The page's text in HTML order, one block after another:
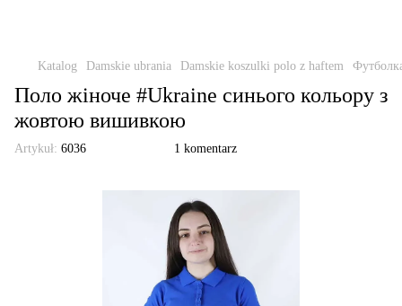
Katalog Damskie ubrania Damskie koszulki polo z haftem
Поло жіноче #Ukraine синього кольору з
жовтою вишивкою
Artykuł: 6036 1 komentarz